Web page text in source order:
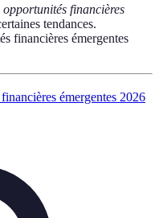
opportunités financières
tendances.
financières émergentes
émergentes 2026